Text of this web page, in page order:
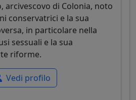
arcivescovo di Colonia, noto
conservatrici e la sua
in particolare nella
sessuali e la sua
riforme.
Vedi profilo